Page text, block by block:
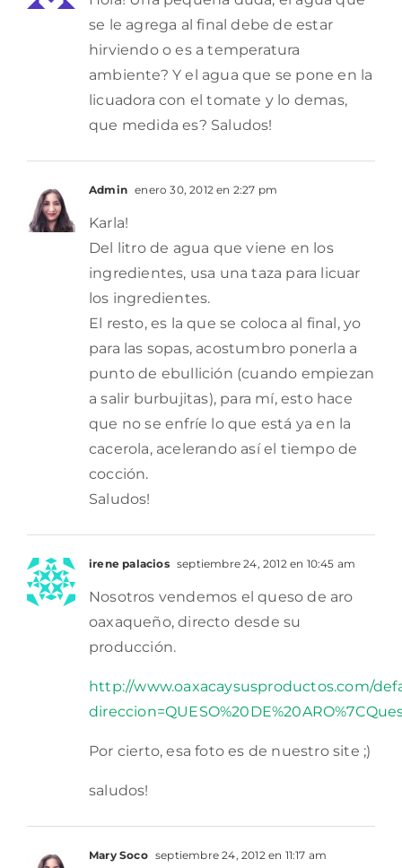
se le agrega al final debe de estar
hirviendo o es a temperatura
ambiente? Y el agua que se pone en la
licuadora con el tomate y lo demas,
que medida es? Saludos!
Admin enero 30, 2012 en 2:27 pm
Karla!
Del litro de agua que viene en los
ingredientes, usa una taza para licuar
los ingredientes.
El resto, es la que se coloca al final, yo
para las sopas, acostumbro ponerla a
punto de ebullición (cuando empiezan
a salir burbujitas), para mí, esto hace
que no se enfríe lo que está ya en la
cacerola, acelerando así el tiempo de
cocción.
Saludos!
irene palacios septiembre 24, 2012 en 10:45 am
Nosotros vendemos el queso de aro
oaxaqueño, directo desde su
producción.
http://www.oaxacaysusproductos.com/
Por cierto, esa foto es de nuestro site ;)
saludos!
Mary Soco septiembre 24, 2012 en 11:17 am